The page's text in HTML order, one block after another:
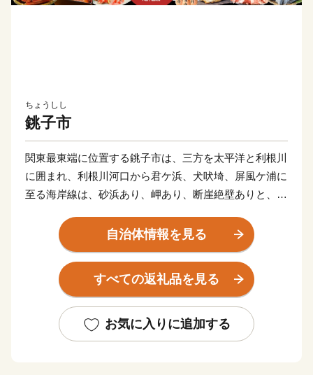
ちょうしし
銚子市
関東最東端に位置する銚子市は、三方を太平洋と利根川
に囲まれ、利根川河口から君ケ浜、犬吠埼、屏風ケ浦に
至る海岸線は、砂浜あり、岬あり、断崖絶壁ありと、変
また、水揚げ量が全国でもトップレベルを誇る銚子漁
港、「夏涼しく、冬暖かい」気候を活かした農業、歴史
と伝統を実感できる醤油工場、さらには、これらの産業
基盤から産出される豊富で新鮮な食材や特産品を備える
自治体情報を見る
すべての返礼品を見る
お気に入りに追加する